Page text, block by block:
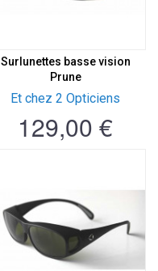
Surlunettes basse vision
Prune
Et chez 2 Opticiens
129,00 €